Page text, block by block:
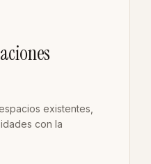
existentes,
con la